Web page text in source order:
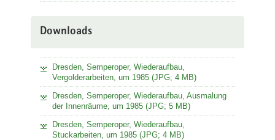
Downloads
Dresden, Semperoper, Wiederaufbau,
Vergolderarbeiten, um 1985 (JPG; 4 MB)
Dresden, Semperoper, Wiederaufbau, Ausmalung
der Innenräume, um 1985 (JPG; 5 MB)
Dresden, Semperoper, Wiederaufbau,
Stuckarbeiten, um 1985 (JPG; 4 MB)